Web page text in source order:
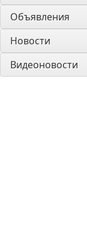
Объявления
Новости
Видеоновости